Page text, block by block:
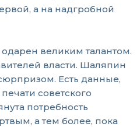
а на надгробной
великим талантом.
власти. Шаляпин
Есть данные,
советского
потребность
а тем более, пока